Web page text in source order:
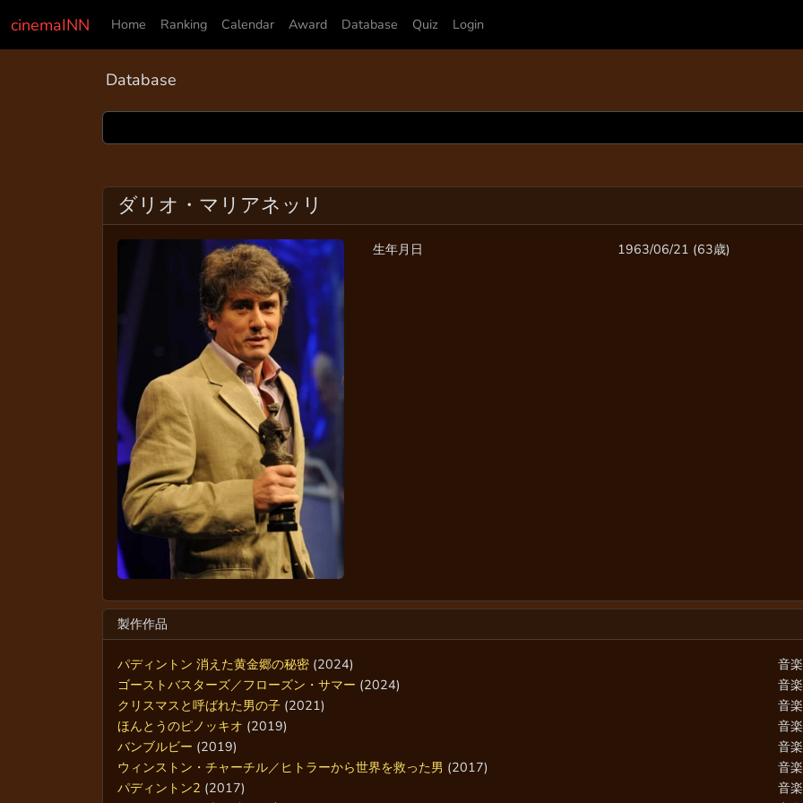
cinemaINN Home Ranking Calendar Award Database Quiz Login
Database
ダリオ・マリアネッリ
生年月日 1963/06/21 (63歳)
製作作品
パディントン 消えた黄金郷の秘密 (2024)
音楽
ゴーストバスターズ／フローズン・サマー (2024)
音楽
クリスマスと呼ばれた男の子 (2021)
音楽
ほんとうのピノッキオ (2019)
音楽
バンブルビー (2019)
音楽
ウィンストン・チャーチル／ヒトラーから世界を救った男 (2017)
音楽
パディントン2 (2017)
音楽